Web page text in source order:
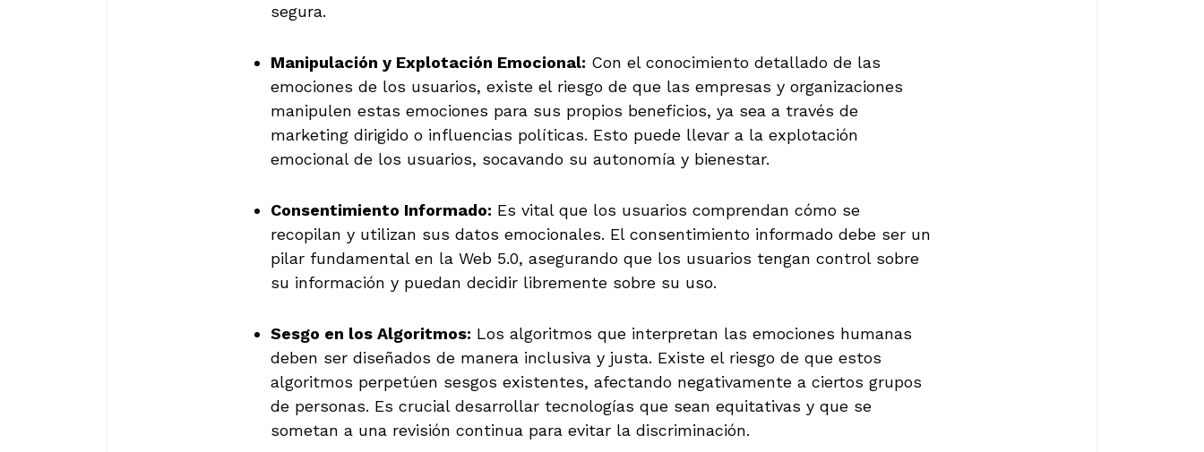
segura.
Manipulación y Explotación Emocional: Con el conocimiento detallado de las
emociones de los usuarios, existe el riesgo de que las empresas y organizaciones
manipulen estas emociones para sus propios beneficios, ya sea a través de
marketing dirigido o influencias políticas. Esto puede llevar a la explotación
emocional de los usuarios, socavando su autonomía y bienestar.
Consentimiento Informado: Es vital que los usuarios comprendan cómo se
recopilan y utilizan sus datos emocionales. El consentimiento informado debe ser un
pilar fundamental en la Web 5.0, asegurando que los usuarios tengan control sobre
su información y puedan decidir libremente sobre su uso.
Sesgo en los Algoritmos: Los algoritmos que interpretan las emociones humanas
deben ser diseñados de manera inclusiva y justa. Existe el riesgo de que estos
algoritmos perpetúen sesgos existentes, afectando negativamente a ciertos grupos
de personas. Es crucial desarrollar tecnologías que sean equitativas y que se
sometan a una revisión continua para evitar la discriminación.